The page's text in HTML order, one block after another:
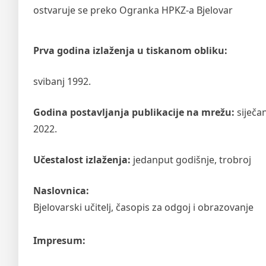
ostvaruje se preko Ogranka HPKZ-a Bjelovar
Prva godina izlaženja u tiskanom obliku:
svibanj 1992.
Godina postavljanja publikacije na mrežu:
2022.
Učestalost izlaženja: jedanput godišnje, trobroj
Naslovnica:
Bjelovarski učitelj, časopis za odgoj i obrazovanje
Impresum: